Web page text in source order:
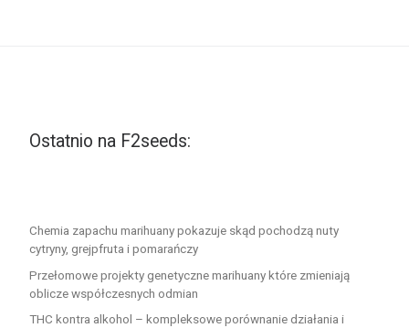
Ostatnio na F2seeds:
Chemia zapachu marihuany pokazuje skąd pochodzą nuty
cytryny, grejpfruta i pomarańczy
Przełomowe projekty genetyczne marihuany które zmieniają
oblicze współczesnych odmian
THC kontra alkohol – kompleksowe porównanie działania i